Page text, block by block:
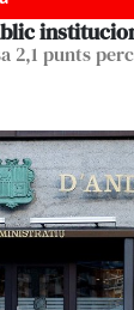
2,1 punts